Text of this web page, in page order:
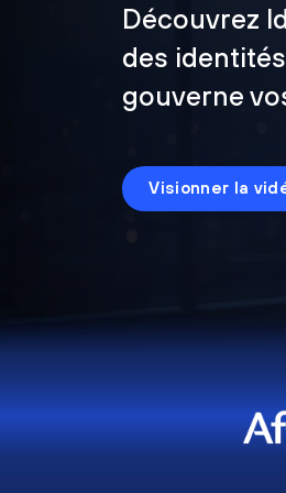
Découvrez
des
gouverne
Visionner la